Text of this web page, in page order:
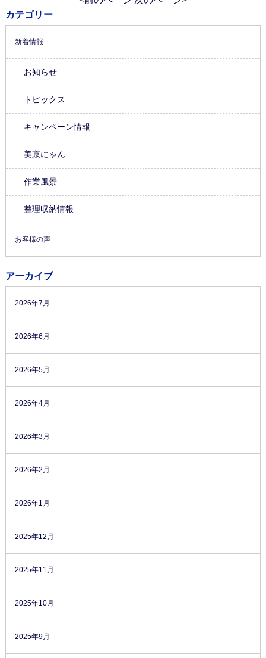
カテゴリー
新着情報
お知らせ
トピックス
キャンペーン情報
美京にゃん
作業風景
整理収納情報
お客様の声
アーカイブ
2026年7月
2026年6月
2026年5月
2026年4月
2026年3月
2026年2月
2026年1月
2025年12月
2025年11月
2025年10月
2025年9月